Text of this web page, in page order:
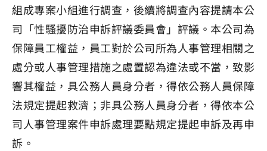
組成專案小組進行調查，後續將調查內容提請本公
司「性騷擾防治申訴評議委員會」評議。本公司為
保障員工權益，員工對於公司所為人事管理相關之
處分或人事管理措施之處置認為違法或不當，致影
響其權益，具公務人員身分者，得依公務人員保障
法規定提起救濟；非具公務人員身分者，得依本公
司人事管理案件申訴處理要點規定提起申訴及再申
訴。